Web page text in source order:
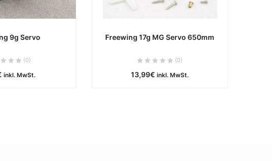
9g Servo
(0)
inkl. MwSt.
ca. 0 Werktage
WARENKORB
Freewing 17g MG Servo 650mm
(0)
13,99€ inkl. MwSt.
ca. 0 Werktage
IN DEN WARENKORB